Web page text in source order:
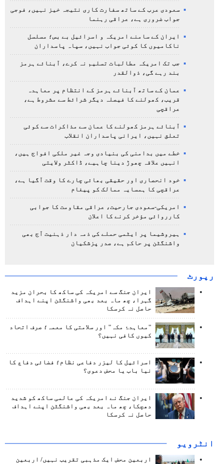
سعودی عرب کے ساتھ سفارت کاری نتیجہ خیز نہیں، فوجی
جواب ضروری ہے، عراقی رہنما
ایران کے سامنے امریکہ و اسرائیل بے بس؛ مسلسل
ناکامیوں کا کوئی جواب نہیں، سپاہ پاسداران
جب تک امریکہ مطالبات تسلیم نہ کرے، آبنائے ہرمز
بند رہے گی، ذوالقدر
عمان کے ساتھ آبنائے ہرمز کے انتظام پر معاہدہ
قریب، کھولنے کا فیصلہ دیگر شرائط سے مشروط ہے،
عراقچی
آبنائے ہرمز کھولنے کا عمان سے مذاکرات سے کوئی
تعلق نہیں، ایرانی پاسداران انقلاب
خطے میں بدامنی کی بنیادی وجہ غیر ملکی افواج ہیں،
انہیں علاقہ چھوڑ دینا چاہیے، ڈاکٹر ولایتی
خود انحصاری اور حقیقی بھائی چارے کا وقت آگیا ہے،
عراقچی کا ہمسایہ ممالک کو پیغام
امریکی-سعودی جارحیت، عراقی مقاومت کا جوابی
کارروائی مؤخر کرنے کا اعلان
ہیروشیما پر ایٹمی حملے کی ذمہ دار ذہنیت آج بھی
واشنگٹن پر حاکم ہے، صدر پزشکیان
رپورٹ
ایران جنگ سے امریکہ کی ساکھ کا بحران مزید
گہرا، چھ ماہ بعد بھی واشنگٹن اپنے اہداف
حاصل نہ کرسکا
"معاہدۂ مکہ" اور سلامتی کا معمہ؛ صرف اتحاد
کیوں کافی نہیں؟
اسرائیل کا لیزر دفاعی نظام؛ فضائی دفاع کا
نیا باب یا محض دعوی؟
ایران جنگ نے امریکہ کی عالمی ساکھ کو شدید
دھچکا، چھ ماہ بعد بھی واشنگٹن اپنے اہداف
حاصل نہ کرسکا
انٹرويو
اربعین محض ایک مذہبی تقریب نہیں/ اربعین